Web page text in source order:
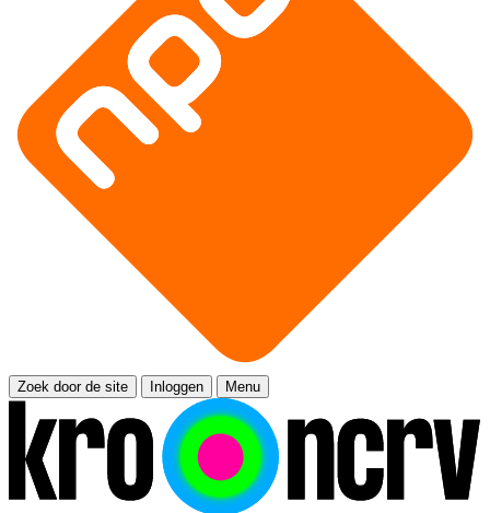
Zoek door de site Inloggen Menu